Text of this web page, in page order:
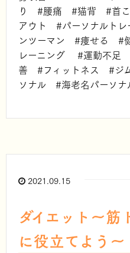
り #腰痛 #猫背 #首
アウト #パーソナルト
ンツーマン #痩せる #
レーニング #運動不足
善 #フィットネス #ジ
ソナル #海老名パーソ
2021.09.15
ダイエット～筋
に役立てよう～